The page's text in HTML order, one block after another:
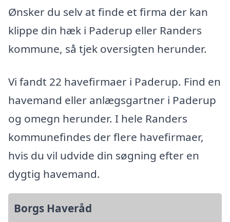
Ønsker du selv at finde et firma der kan
klippe din hæk i Paderup eller Randers
kommune, så tjek oversigten herunder.
Vi fandt 22 havefirmaer i Paderup. Find en
havemand eller anlægsgartner i Paderup
og omegn herunder. I hele Randers
kommunefindes der flere havefirmaer,
hvis du vil udvide din søgning efter en
dygtig havemand.
Borgs Haveråd